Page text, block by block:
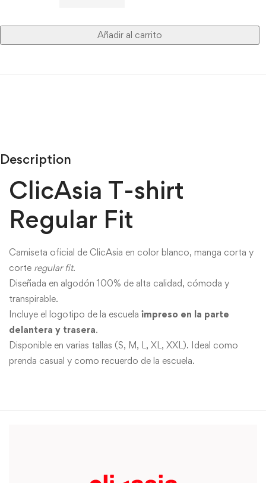
Añadir al carrito
Description
ClicAsia T-shirt
Regular Fit
Camiseta oficial de ClicAsia en color blanco, manga corta y
corte regular fit.
Diseñada en algodón 100% de alta calidad, cómoda y
transpirable.
Incluye el logotipo de la escuela impreso en la parte
delantera y trasera.
Disponible en varias tallas (S, M, L, XL, XXL). Ideal como
prenda casual y como recuerdo de la escuela.